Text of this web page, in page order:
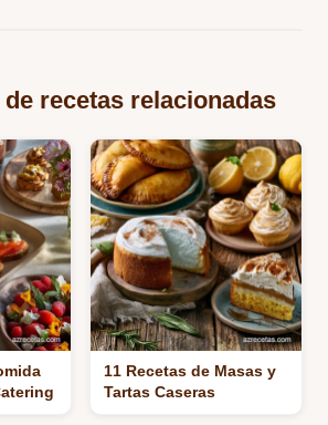
recetas relacionadas
11 Recetas de Masas y
Tartas Caseras